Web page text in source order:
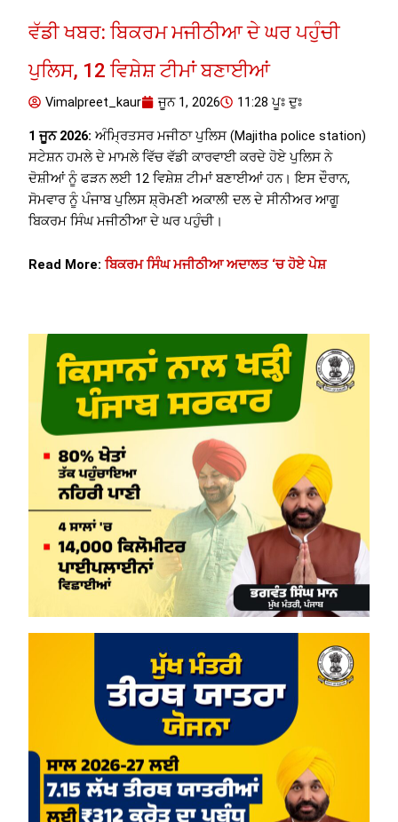
ਵੱਡੀ ਖਬਰ: ਬਿਕਰਮ ਮਜੀਠੀਆ ਦੇ ਘਰ ਪਹੁੰਚੀ
ਪੁਲਿਸ, 12 ਵਿਸ਼ੇਸ਼ ਟੀਮਾਂ ਬਣਾਈਆਂ
Vimalpreet_kaur ਜੂਨ 1, 2026 11:28 ਪੂਃ ਦੁਃ
1 ਜੂਨ 2026: ਅੰਮ੍ਰਿਤਸਰ ਮਜੀਠਾ ਪੁਲਿਸ (Majitha police station)
ਸਟੇਸ਼ਨ ਹਮਲੇ ਦੇ ਮਾਮਲੇ ਵਿੱਚ ਵੱਡੀ ਕਾਰਵਾਈ ਕਰਦੇ ਹੋਏ ਪੁਲਿਸ ਨੇ
ਦੋਸ਼ੀਆਂ ਨੂੰ ਫੜਨ ਲਈ 12 ਵਿਸ਼ੇਸ਼ ਟੀਮਾਂ ਬਣਾਈਆਂ ਹਨ। ਇਸ ਦੌਰਾਨ,
ਸੋਮਵਾਰ ਨੂੰ ਪੰਜਾਬ ਪੁਲਿਸ ਸ਼੍ਰੋਮਣੀ ਅਕਾਲੀ ਦਲ ਦੇ ਸੀਨੀਅਰ ਆਗੂ
ਬਿਕਰਮ ਸਿੰਘ ਮਜੀਠੀਆ ਦੇ ਘਰ ਪਹੁੰਚੀ।
Read More:ਬਿਕਰਮ ਸਿੰਘ ਮਜੀਠੀਆ ਅਦਾਲਤ ‘ਚ ਹੋਏ ਪੇਸ਼